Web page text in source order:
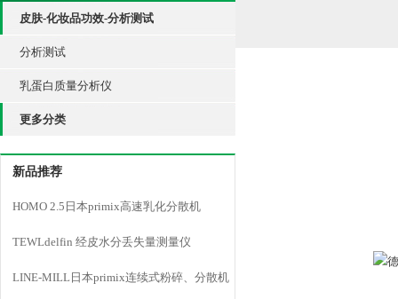
皮肤-化妆品功效-分析测试
分析测试
乳蛋白质量分析仪
更多分类
新品推荐
HOMO 2.5日本primix高速乳化分散机
TEWLdelfin 经皮水分丢失量测量仪
LINE-MILL日本primix连续式粉碎、分散机